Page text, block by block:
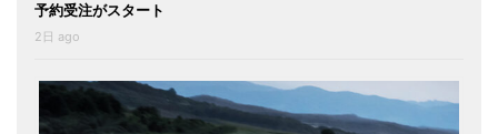
予約受注がスタート
2日 ago